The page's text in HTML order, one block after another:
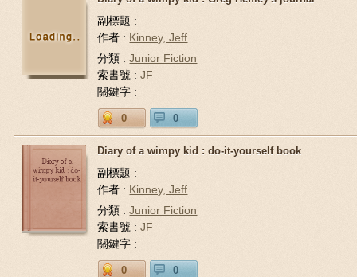
副標題 :
作者 : Kinney, Jeff
分類 :Junior Fiction
索書號 :JF
關鍵字 :
0 0
Diary of a wimpy kid : do-it-yourself book
副標題 :
作者 : Kinney, Jeff
分類 :Junior Fiction
索書號 :JF
關鍵字 :
0 0